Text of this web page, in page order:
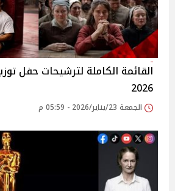
القائمة الكاملة لترشيحات حفل
2026
الجمعة 23/يناير/2026 - 05:59 م